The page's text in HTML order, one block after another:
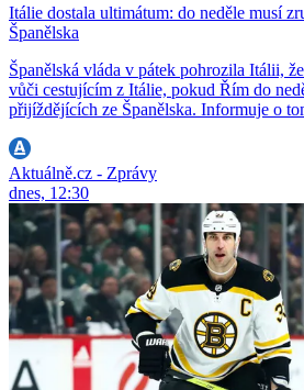
Itálie dostala ultimátum: do neděle musí
Španělska
Španělská vláda v pátek pohrozila Itálii,
vůči cestujícím z Itálie, pokud Řím do
přijíždějících ze Španělska. Informuje o
Aktuálně.cz - Zprávy
dnes, 12:30